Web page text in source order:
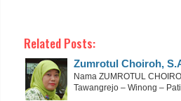
Related Posts:
Zumrotul Choiroh,
Nama ZUMROTUL
Tawangrejo – Winong –